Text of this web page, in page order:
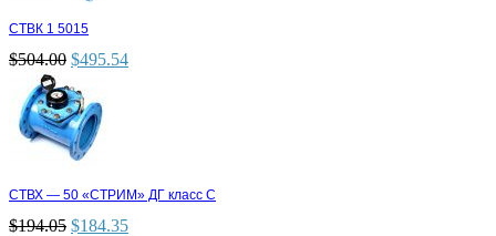
СТВК 1 5015
$504.00 $495.54
СТВХ — 50 «СТРИМ» ДГ класс С
$194.05 $184.35